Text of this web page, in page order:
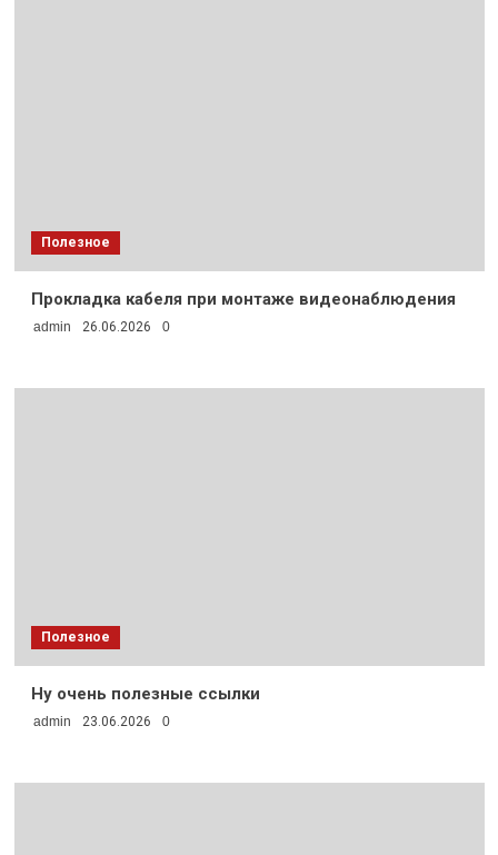
Полезное
Прокладка кабеля при монтаже видеонаблюдения
admin 26.06.2026 0
Полезное
Ну очень полезные ссылки
admin 23.06.2026 0